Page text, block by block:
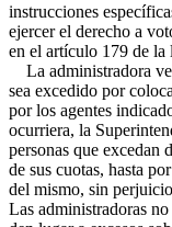
instrucciones
ejercer el derecho a
en el artículo 179 de la
La administradora
sea excedido por
por los agentes
ocurriera, la
personas que excedan
de sus cuotas, hasta
del mismo, sin
Las administradoras